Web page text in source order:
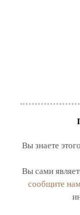
Вы знаете
Вы сами
сообщите